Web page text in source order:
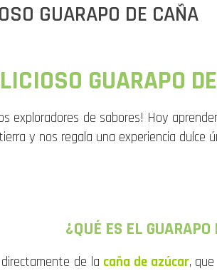
GUARAPO DE CAÑA
GUARAPO
exploradores de sabores! Hoy
y nos regala una experiencia
¿QUÉ ES EL
de la caña de azúcar,